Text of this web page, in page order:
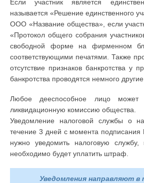
Если участник является
называется «Решение единственного
ООО «Название общества», если
«Протокол общего собрания
свободной форме на фирменном
соответствующими печатями. Также
отсутствие признаков банкротства у
банкротства проводятся немного
Любое дееспособное лицо
ликвидационную комиссию общества.
Уведомление налоговой службы о
течение 3 дней с момента
нужно уведомить налоговую службу,
необходимо будет уплатить штраф.
Уведомления направляют в